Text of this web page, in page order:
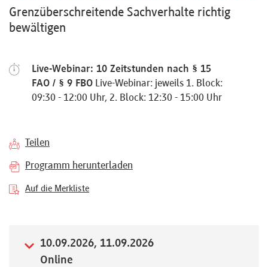
Learnings
Kontakt
uns
Grenzüberschreitende Sachverhalte richtig
bewältigen
Live-Webinar: 10 Zeitstunden nach § 15
FAO / § 9 FBO Live-Webinar: jeweils 1. Block:
09:30 - 12:00 Uhr, 2. Block: 12:30 - 15:00 Uhr
Teilen
Programm herunterladen
Auf die Merkliste
10.09.2026, 11.09.2026
Online